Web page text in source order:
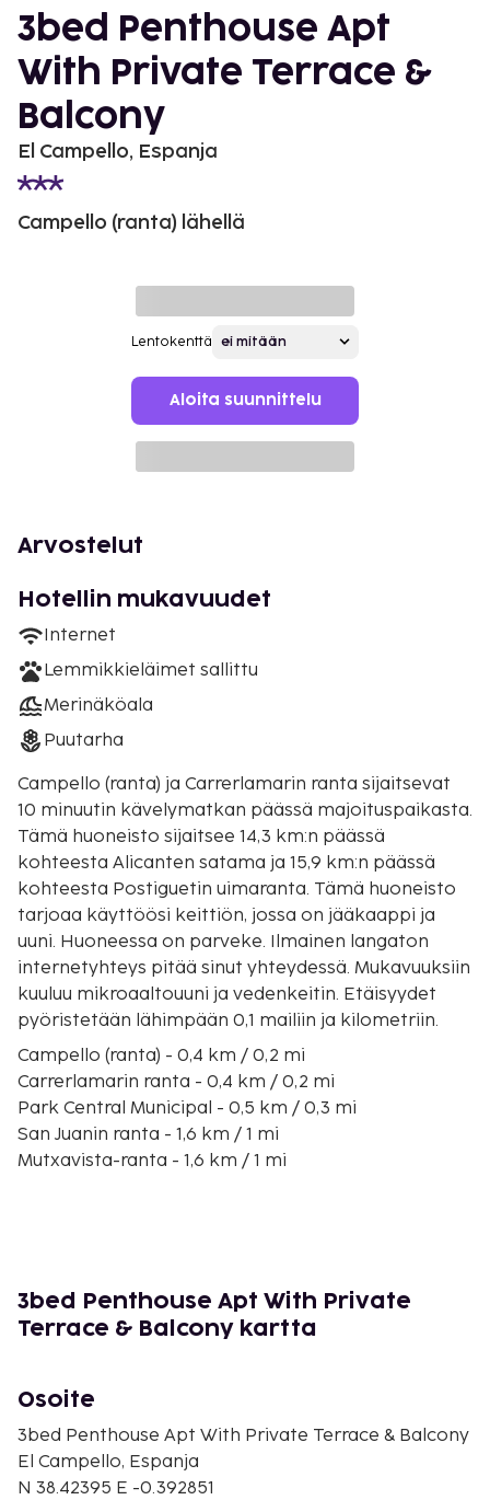
3bed Penthouse Apt
With Private Terrace &
Balcony
El Campello, Espanja
Campello (ranta) lähellä
Lentokenttä
Aloita suunnittelu
Arvostelut
Hotellin mukavuudet
Internet
Lemmikkieläimet sallittu
Merinäköala
Puutarha
Campello (ranta) ja Carrerlamarin ranta sijaitsevat
10 minuutin kävelymatkan päässä majoituspaikasta.
Tämä huoneisto sijaitsee 14,3 km:n päässä
kohteesta Alicanten satama ja 15,9 km:n päässä
kohteesta Postiguetin uimaranta. Tämä huoneisto
tarjoaa käyttöösi keittiön, jossa on jääkaappi ja
uuni. Huoneessa on parveke. Ilmainen langaton
internetyhteys pitää sinut yhteydessä. Mukavuuksiin
kuuluu mikroaaltouuni ja vedenkeitin. Etäisyydet
pyöristetään lähimpään 0,1 mailiin ja kilometriin.
Campello (ranta) - 0,4 km / 0,2 mi
Carrerlamarin ranta - 0,4 km / 0,2 mi
Park Central Municipal - 0,5 km / 0,3 mi
San Juanin ranta - 1,6 km / 1 mi
Mutxavista-ranta - 1,6 km / 1 mi
Kunnallinen koirapuisto - 6,2 km / 3,9 mi
Sant Joan D'Alacantin yliopistollinen sairaala - 6,7
Alicanten golfkeskus - 9 km / 5,6 mi
Arena Alicante - 9,2 km / 5,7 mi
La Mercedin poukama - 10,7 km / 6,6 mi
Lähin suuri lentokenttä on Alicante (ALC-Alicanten
3bed Penthouse Apt With Private
Terrace & Balcony kartta
Osoite
3bed Penthouse Apt With Private Terrace & Balcony
El Campello, Espanja
N 38.42395 E -0.392851